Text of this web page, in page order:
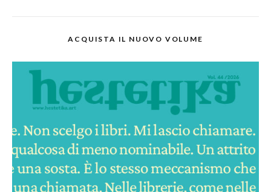
ACQUISTA IL NUOVO VOLUME